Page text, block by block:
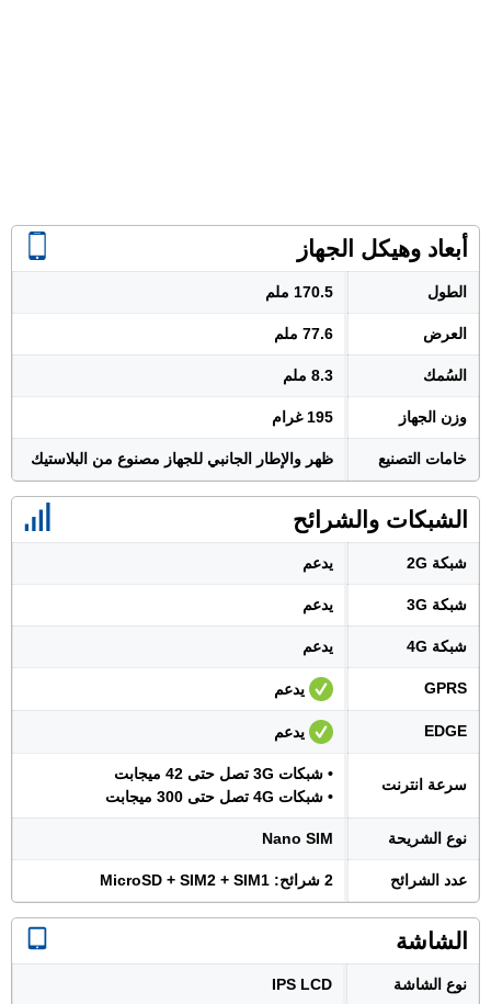
أبعاد وهيكل الجهاز
الطول 170.5 ملم
العرض 77.6 ملم
السُمك 8.3 ملم
وزن الجهاز 195 غرام
خامات التصنيع ظهر والإطار الجانبي للجهاز مصنوع من البلاستيك
الشبكات والشرائح
شبكة 2G يدعم
شبكة 3G يدعم
شبكة 4G يدعم
GPRS يدعم
EDGE يدعم
سرعة انترنت
• شبكات 3G تصل حتى 42 ميجابت
• شبكات 4G تصل حتى 300 ميجابت
نوع الشريحة Nano SIM
عدد الشرائح 2 شرائح: MicroSD + SIM2 + SIM1
الشاشة
نوع الشاشة IPS LCD